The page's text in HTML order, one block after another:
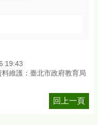
19:43
料維護：臺北市政府教育局
回上一頁